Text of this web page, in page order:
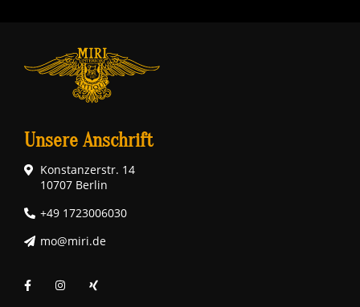
Unsere Anschrift
Konstanzerstr. 14
10707 Berlin
+49 1723006030
mo@miri.de